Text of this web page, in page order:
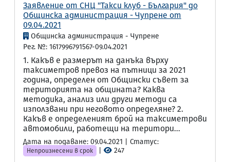
Заявление от СНЦ "Такси клуб - България" до
Общинска администрация - Чупрене от
09.04.2021
Общинска администрация - Чупрене
Рег. №: 1617996791567-09.04.2021
1. Какъв е размерът на данъка върху
таксиметров превоз на пътници за 2021
година, определен от Общински съвет за
територията на общината? Каква
методика, анализ или други методи са
използвани при неговото определяне? 2.
Какъв е определеният брой на таксиметрови
автомобили, работещи на територи...
Дата на подаване: 09.04.2021 | Статус:
Непроизнесени в срок 247